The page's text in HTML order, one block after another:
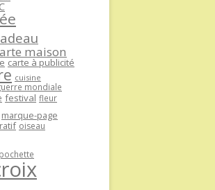
maison
carte à publicité
cuisine
mondiale
festival fleur
marque-page
oiseau
pochette